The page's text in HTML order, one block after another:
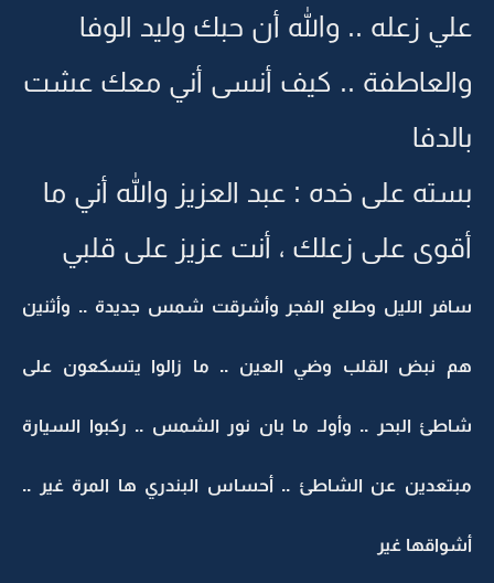
علي زعله .. والله أن حبك وليد الوفا
والعاطفة .. كيف أنسى أني معك عشت
بالدفا
بسته على خده : عبد العزيز والله أني ما
أقوى على زعلك ، أنت عزيز على قلبي
سافر الليل وطلع الفجر وأشرقت شمس جديدة .. وأثنين
هم نبض القلب وضي العين .. ما زالوا يتسكعون على
شاطئ البحر .. وأولـ ما بان نور الشمس .. ركبوا السيارة
مبتعدين عن الشاطئ .. أحساس البندري ها المرة غير ..
أشواقها غير